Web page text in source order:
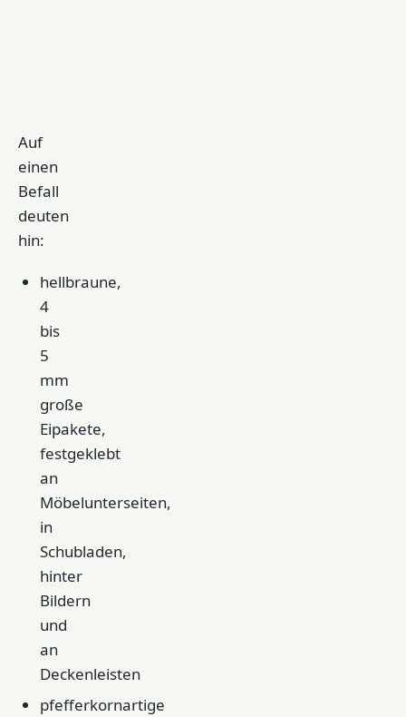
Auf
einen
Befall
deuten
hin:
hellbraune,
4
bis
5
mm
große
Eipakete,
festgeklebt
an
Möbelunterseiten,
in
Schubladen,
hinter
Bildern
und
an
Deckenleisten
pfefferkornartige